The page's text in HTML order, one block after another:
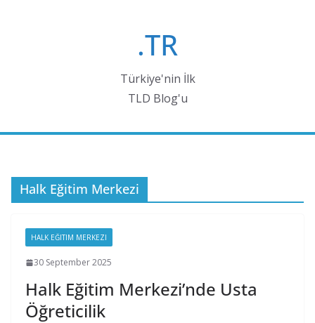
.TR
Türkiye'nin İlk
TLD Blog'u
Halk Eğitim Merkezi
HALK EĞITIM MERKEZI
30 September 2025
Halk Eğitim Merkezi’nde Usta
Öğreticilik